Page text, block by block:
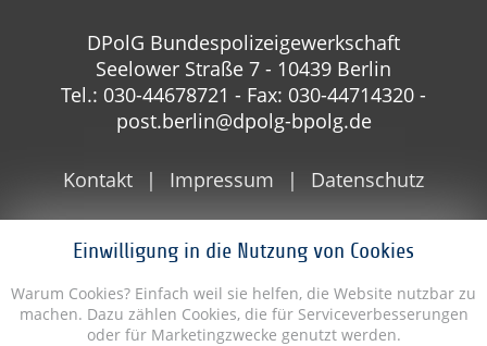
Einwilligung in die Nutzung von Cookies
Warum Cookies? Einfach weil sie helfen, die Website nutzbar zu
machen. Dazu zählen Cookies, die für Serviceverbesserungen
oder für Marketingzwecke genutzt werden.
DPolG Bundespolizeigewerkschaft
Seelower Straße 7 - 10439 Berlin
Tel.: 030-44678721 - Fax: 030-44714320 -
post.berlin@dpolg-bpolg.de
Kontakt Impressum Datenschutz